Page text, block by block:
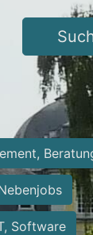
Software